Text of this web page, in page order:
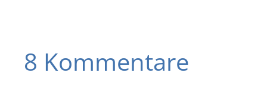
8 Kommentare